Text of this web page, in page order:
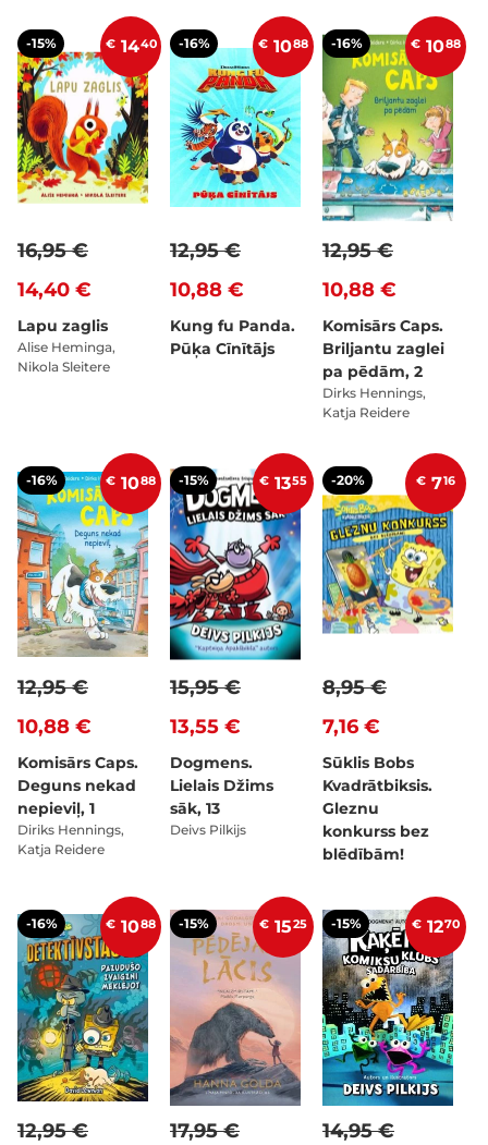
-15% € 1440
14,40 €
16,95 €
Lapu zaglis
Alise Heminga,
Nikola Sleitere
-16% € 1088
10,88 €
12,95 €
Kung fu Panda.
Pūķa Cīnītājs
-16% € 1088
10,88 €
12,95 €
Komisārs Caps.
Briljantu zaglei
pa pēdām, 2
Dirks Hennings,
Katja Reidere
-16% € 1088
10,88 €
12,95 €
Komisārs Caps.
Deguns nekad
nepieviļ, 1
Diriks Hennings,
Katja Reidere
-15% € 1355
13,55 €
15,95 €
Dogmens.
Lielais Džims
sāk, 13
Deivs Pilkijs
-20% € 716
7,16 €
8,95 €
Sūklis Bobs
Kvadrātbiksis.
Gleznu
konkurss bez
blēdībām!
-16% € 1088
12,95 €
-15% € 1525
17,95 €
-15% € 1270
14,95 €